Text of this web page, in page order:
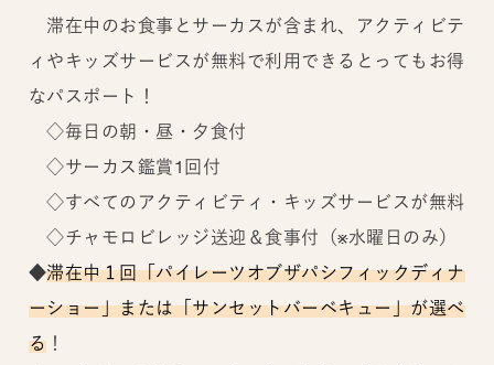
滞在中のお食事とサーカスが含まれ、アクティビテ
ィやキッズサービスが無料で利用できるとってもお得
なパスポート！
◇毎日の朝・昼・夕食付
◇サーカス鑑賞1回付
◇すべてのアクティビティ・キッズサービスが無料
◇チャモロビレッジ送迎＆食事付（※水曜日のみ）
◆滞在中１回「パイレーツオブザパシフィックディナ
ーショー」または「サンセットバーベキュー」が選べ
る ！